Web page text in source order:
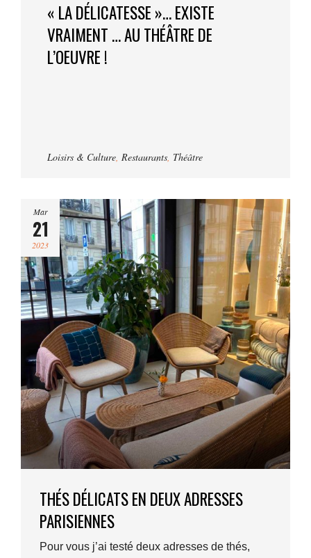
« LA DÉLICATESSE »… EXISTE
VRAIMENT … AU THÉÂTRE DE
L’OEUVRE !
Loisirs & Culture, Restaurants, Théâtre
Mar
21
2023
THÉS DÉLICATS EN DEUX ADRESSES
PARISIENNES
Pour vous j’ai testé deux adresses de thés,